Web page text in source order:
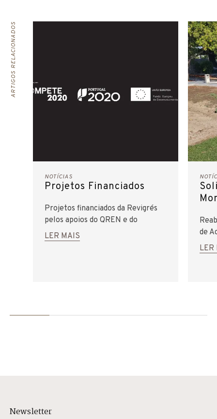
ARTIGOS RELACIONADOS
NOTÍCIAS
Projetos Financiados
Projetos financiados da Revigrés
pelos apoios do QREN e do
PORTUGAL 2020
LER MAIS
de
de
LER
Newsletter